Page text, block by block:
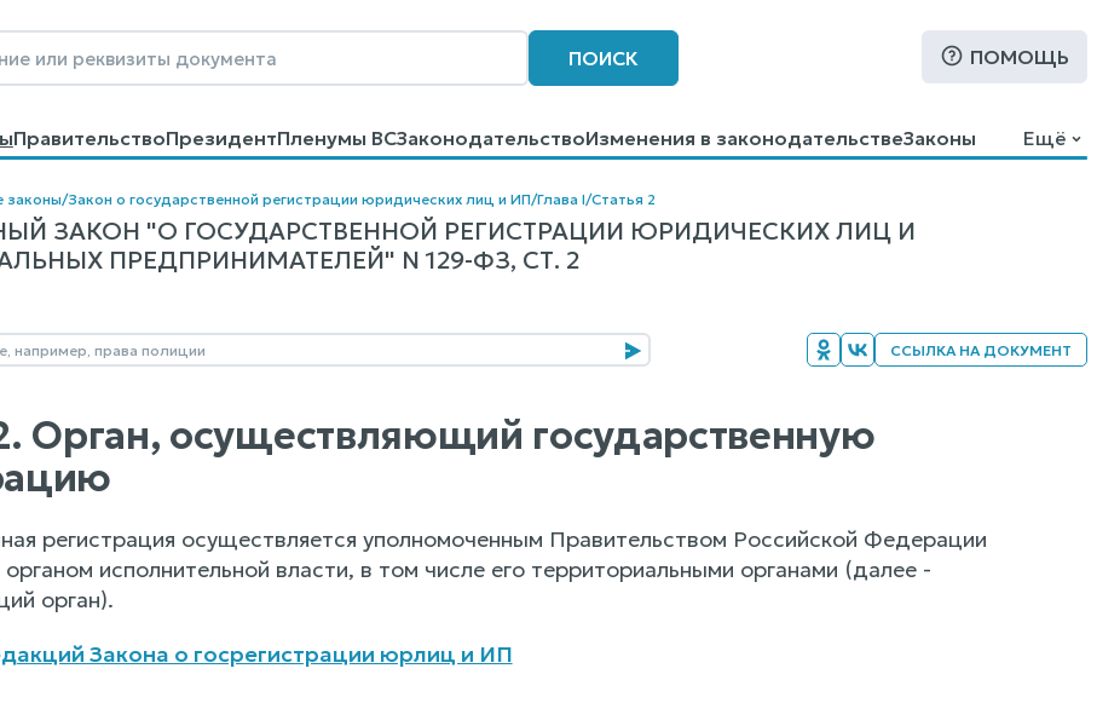
ПОИСК ПОМОЩЬ
ПравительствоПрезидентПленумы ВСЗаконодательствоИзменения в законодательствеЗаконы
КонтактыПомощьПоиск
Ещё
законы/Закон о государственной регистрации юридических лиц и ИП/Глава I/Статья 2
ЗАКОН "О ГОСУДАРСТВЕННОЙ РЕГИСТРАЦИИ ЮРИДИЧЕСКИХ ЛИЦ И
ПРЕДПРИНИМАТЕЛЕЙ" N 129-ФЗ, СТ. 2
ССЫЛКА НА ДОКУМЕНТ
Орган, осуществляющий государственную
регистрация осуществляется уполномоченным Правительством Российской Федерации
исполнительной власти, в том числе его территориальными органами (далее -
орган).
Закона о госрегистрации юрлиц и ИП